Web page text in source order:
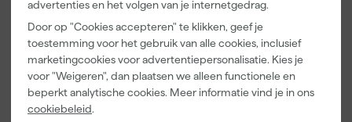
advertenties en het volgen van je internetgedrag.
Door op "Cookies accepteren" te klikken, geef je
toestemming voor het gebruik van alle cookies, inclusief
marketingcookies voor advertentiepersonalisatie. Kies je
voor "Weigeren", dan plaatsen we alleen functionele en
beperkt analytische cookies. Meer informatie vind je in ons
cookiebeleid.
50mx24mm
bezorgd
3,99
incl. BTW
0,5L
bezorgd
6,99